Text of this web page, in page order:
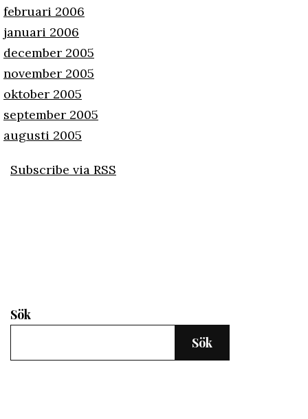
februari 2006
januari 2006
december 2005
november 2005
oktober 2005
september 2005
augusti 2005
Subscribe via RSS
Sök
Sök